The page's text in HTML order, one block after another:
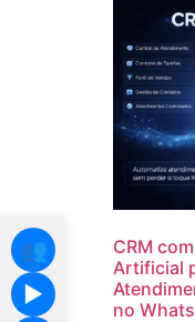
CRM
Artificial
no
👥
▶️